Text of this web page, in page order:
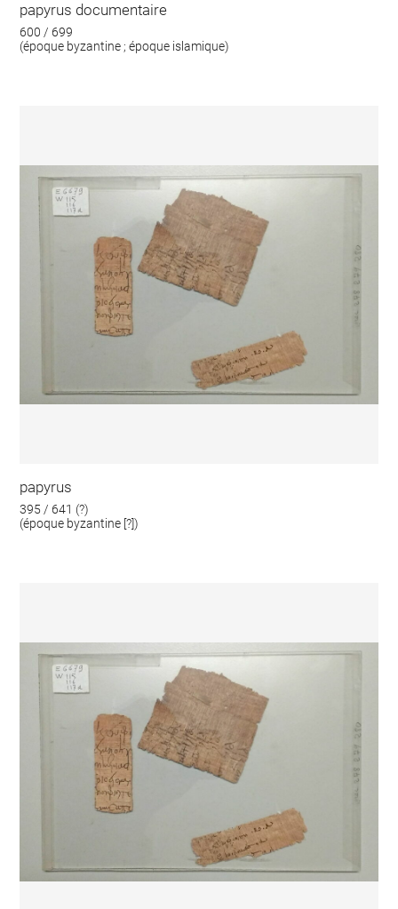
papyrus documentaire
600 / 699
(époque byzantine ; époque islamique)
papyrus
395 / 641 (?)
(époque byzantine [?])